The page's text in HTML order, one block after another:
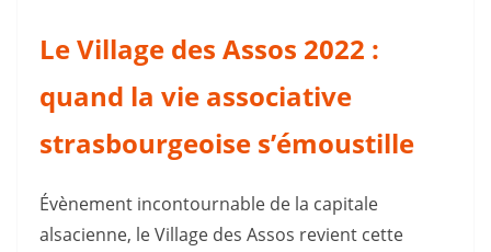
Le Village des Assos 2022 :
quand la vie associative
strasbourgeoise s’émoustille
Évènement incontournable de la capitale
alsacienne, le Village des Assos revient cette